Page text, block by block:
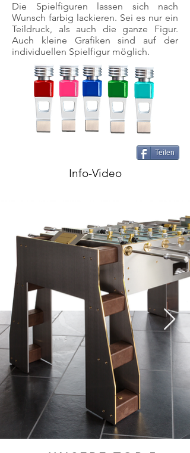
Teilen
Die Spielfiguren lassen sich nach
Wunsch farbig lackieren. Sei es nur ein
Teildruck, als auch die ganze Figur.
Auch kleine Grafiken sind auf der
individuellen Spielfigur möglich.
Info-Video